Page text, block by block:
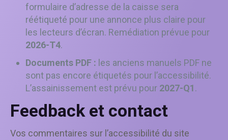
formulaire d’adresse de la caisse sera
réétiqueté pour une annonce plus claire pour
les lecteurs d’écran. Remédiation prévue pour
2026-T4.
Documents PDF : les anciens manuels PDF ne
sont pas encore étiquetés pour l’accessibilité.
L’assainissement est prévu pour 2027-Q1.
Feedback et contact
Vos commentaires sur l’accessibilité du site